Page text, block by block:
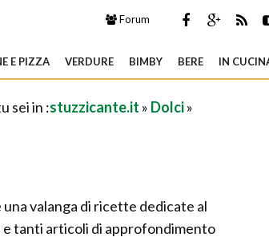
Forum
E PIZZA VERDURE BIMBY BERE IN
sei in :stuzzicante.it » Dolci»
valanga di ricette dedicate al
e tanti articoli di approfondimento